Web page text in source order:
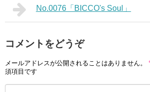
No.0076「BICCO's Soul」
コメントをどうぞ
メールアドレスが公開されることはありません。
須項目です